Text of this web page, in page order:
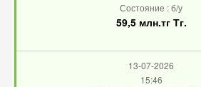
Состояние : б/у
59,5 млн.тг Тг.
13-07-2026
15:46